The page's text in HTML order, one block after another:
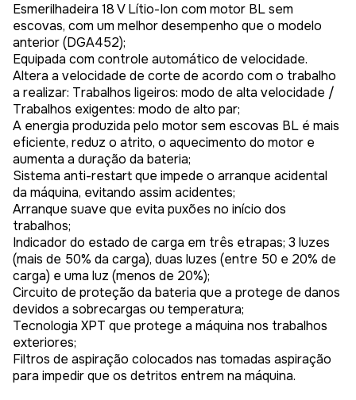
Esmerilhadeira 18 V Lítio-Ion com motor BL sem
escovas, com um melhor desempenho que o modelo
anterior (DGA452);
Equipada com controle automático de velocidade.
Altera a velocidade de corte de acordo com o trabalho
a realizar: Trabalhos ligeiros: modo de alta velocidade /
Trabalhos exigentes: modo de alto par;
A energia produzida pelo motor sem escovas BL é mais
eficiente, reduz o atrito, o aquecimento do motor e
aumenta a duração da bateria;
Sistema anti-restart que impede o arranque acidental
da máquina, evitando assim acidentes;
Arranque suave que evita puxões no início dos
trabalhos;
Indicador do estado de carga em três etrapas; 3 luzes
(mais de 50% da carga), duas luzes (entre 50 e 20% de
carga) e uma luz (menos de 20%);
Circuito de proteção da bateria que a protege de danos
devidos a sobrecargas ou temperatura;
Tecnologia XPT que protege a máquina nos trabalhos
exteriores;
Filtros de aspiração colocados nas tomadas aspiração
para impedir que os detritos entrem na máquina.